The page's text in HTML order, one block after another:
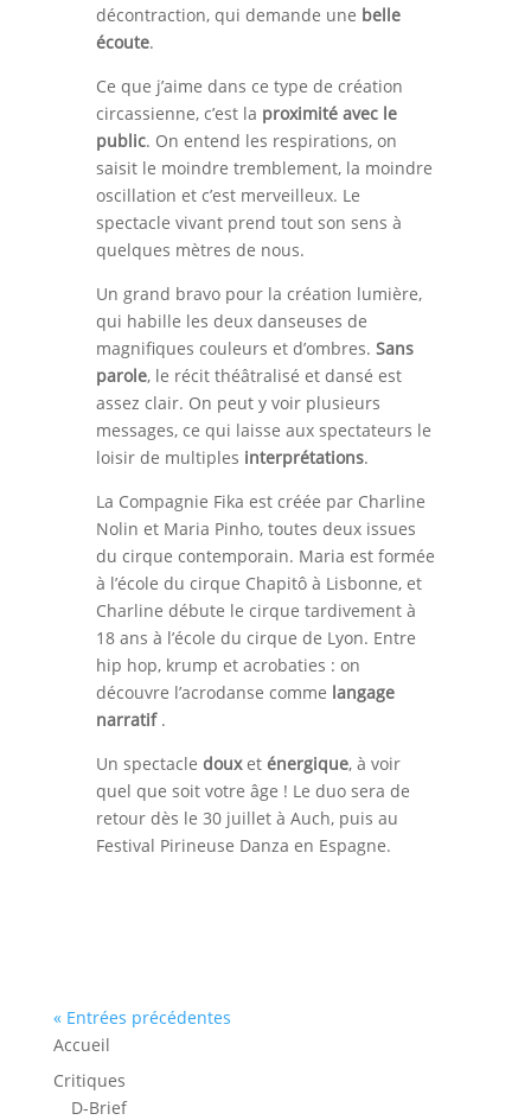
décontraction, qui demande une belle
écoute.
Ce que j’aime dans ce type de création
circassienne, c’est la proximité avec le
public. On entend les respirations, on
saisit le moindre tremblement, la moindre
oscillation et c’est merveilleux. Le
spectacle vivant prend tout son sens à
quelques mètres de nous.
Un grand bravo pour la création lumière,
qui habille les deux danseuses de
magnifiques couleurs et d’ombres. Sans
parole, le récit théâtralisé et dansé est
assez clair. On peut y voir plusieurs
messages, ce qui laisse aux spectateurs le
loisir de multiples interprétations.
La Compagnie Fika est créée par Charline
Nolin et Maria Pinho, toutes deux issues
du cirque contemporain. Maria est formée
à l’école du cirque Chapitô à Lisbonne, et
Charline débute le cirque tardivement à
18 ans à l’école du cirque de Lyon. Entre
hip hop, krump et acrobaties : on
découvre l’acrodanse comme langage
narratif.
Un spectacle douxet énergique, à voir
quel que soit votre âge ! Le duo sera de
retour dès le 30 juillet à Auch, puis au
Festival Pirineuse Danza en Espagne.
« Entrées précédentes
Accueil
Critiques
D-Brief